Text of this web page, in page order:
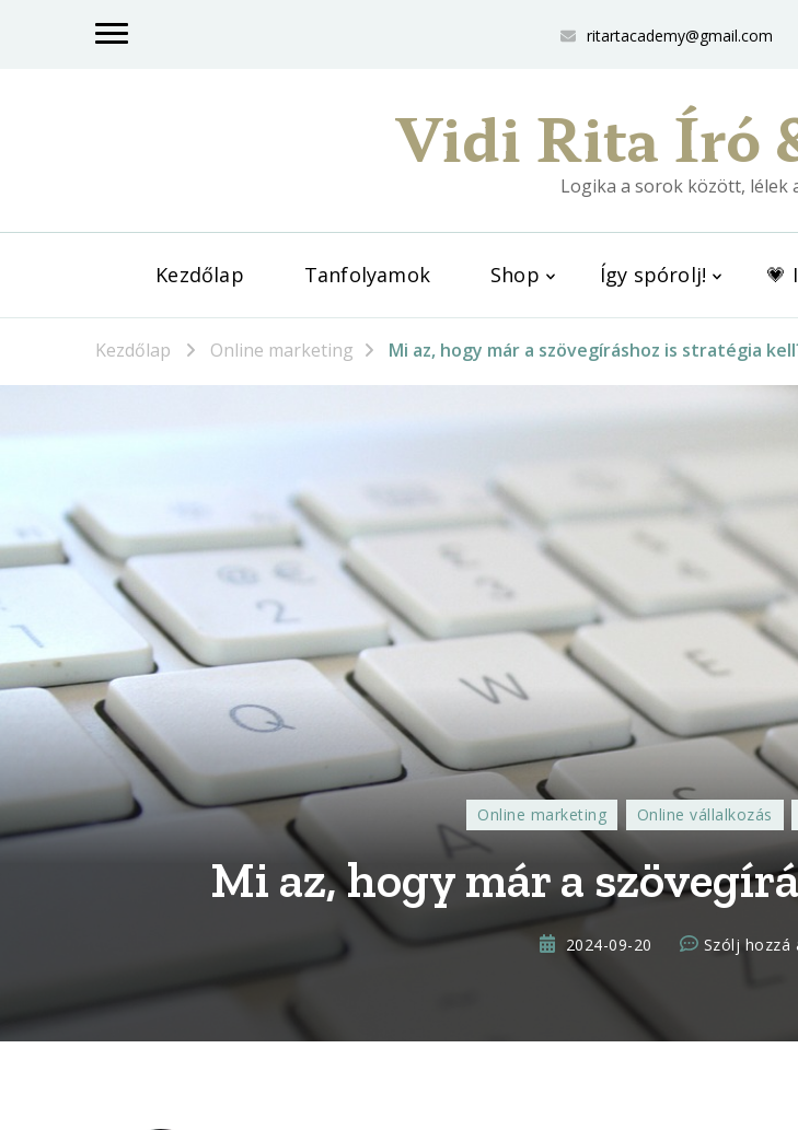
ritartacademy@gmail.com
Vidi Rita Író
Logika a sorok között, lélek
Kezdőlap Tanfolyamok Shop Így spórolj! 💗
Kezdőlap Online marketing Mi az, hogy már a szövegíráshoz is stratégia
Online marketing Online vállalkozás
Mi az, hogy már a
2024-09-20 Szólj hozzá